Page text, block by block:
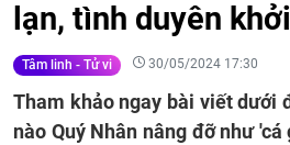
lạn, tình duyên
Tâm linh - Tử vi 30/05/2024 17:30
Tham khảo ngay bài viết dưới
nào Quý Nhân nâng đỡ như